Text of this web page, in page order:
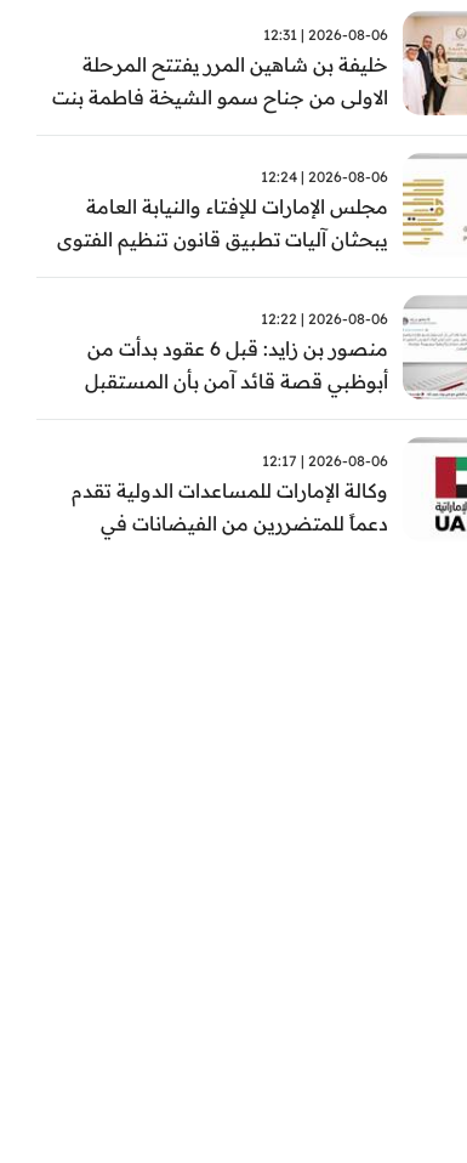
2026-08-06 | 12:31
خليفة بن شاهين المرر يفتتح المرحلة
الاولى من جناح سمو الشيخة فاطمة بنت
مبارك للجراحة النسائية والتوليد في
2026-08-06 | 12:24
مجلس الإمارات للإفتاء والنيابة العامة
يبحثان آليات تطبيق قانون تنظيم الفتوى
وضبط المخالفات
2026-08-06 | 12:22
منصور بن زايد: قبل 6 عقود بدأت من
أبوظبي قصة قائد آمن بأن المستقبل
يُصنع بالإرادة والعمل
2026-08-06 | 12:17
وكالة الإمارات للمساعدات الدولية تقدم
دعماً للمتضررين من الفيضانات في